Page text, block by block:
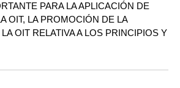
PARA LA APLICACIÓN DE
OIT, LA PROMOCIÓN DE LA
OIT RELATIVA A LOS PRINCIPIOS Y